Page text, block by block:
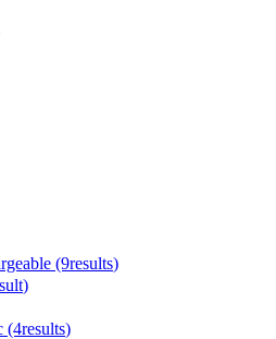
(9results)
)
(4results)